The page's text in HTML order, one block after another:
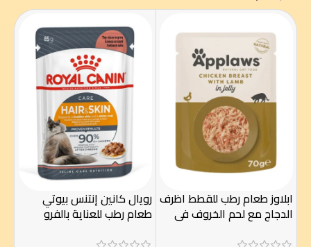
ابلاوز طعام رطب للقطط اظرف
الدجاج مع لحم الخروف في
الجيلي 70غ
رويال كانين إنتنس بيوتي
طعام رطب للعناية بالفرو
والجلد 85 غ – Royal Canin